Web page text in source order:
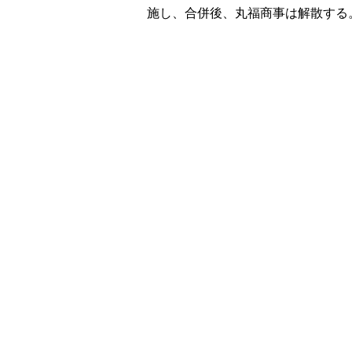
施し、合併後、丸福商事は解散する